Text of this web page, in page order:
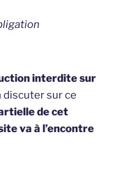
interdite sur
discuter sur ce
de cet
va à l’encontre